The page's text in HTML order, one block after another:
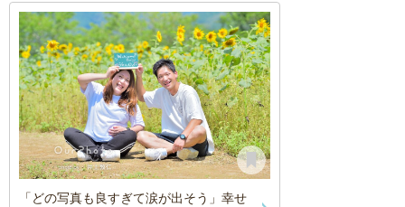
「どの写真も良すぎて涙が出そう」幸せ